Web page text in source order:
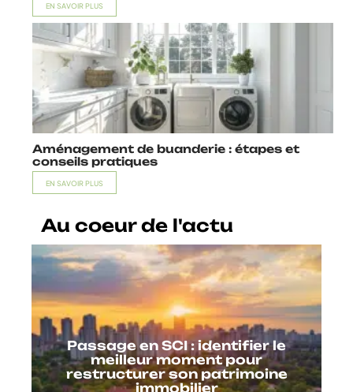
EN SAVOIR PLUS
Aménagement de buanderie : étapes et
conseils pratiques
EN SAVOIR PLUS
Au coeur de l'actu
Passage en SCI : identifier le
meilleur moment pour
restructurer son patrimoine
immobilier